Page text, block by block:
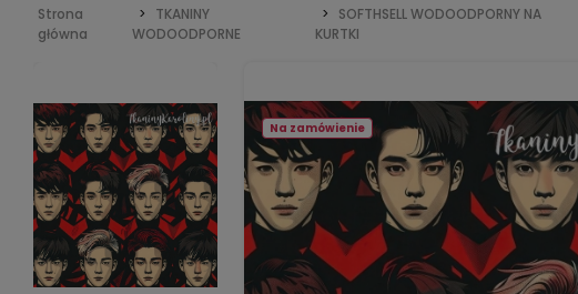
Strona
główna
TKANINY
WODOODPORNE
SOFTHSELL WODOODPORNY NA
KURTKI
Na zamówienie